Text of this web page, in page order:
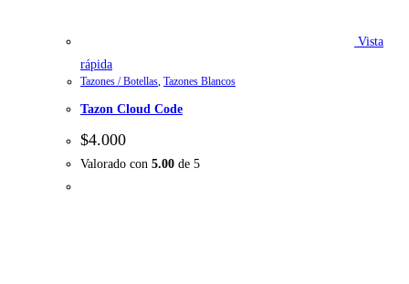
Vista
rápida
Tazones / Botellas, Tazones Blancos
Tazon Cloud Code
$4.000
Valorado con 5.00 de 5